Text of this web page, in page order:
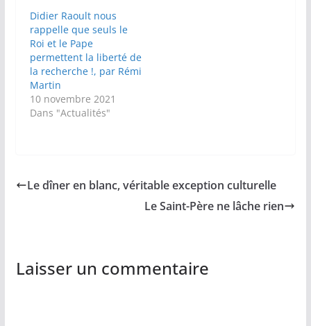
Didier Raoult nous
rappelle que seuls le
Roi et le Pape
permettent la liberté de
la recherche !, par Rémi
Martin
10 novembre 2021
Dans "Actualités"
Le dîner en blanc, véritable exception culturelle
Le Saint-Père ne lâche rien
Laisser un commentaire